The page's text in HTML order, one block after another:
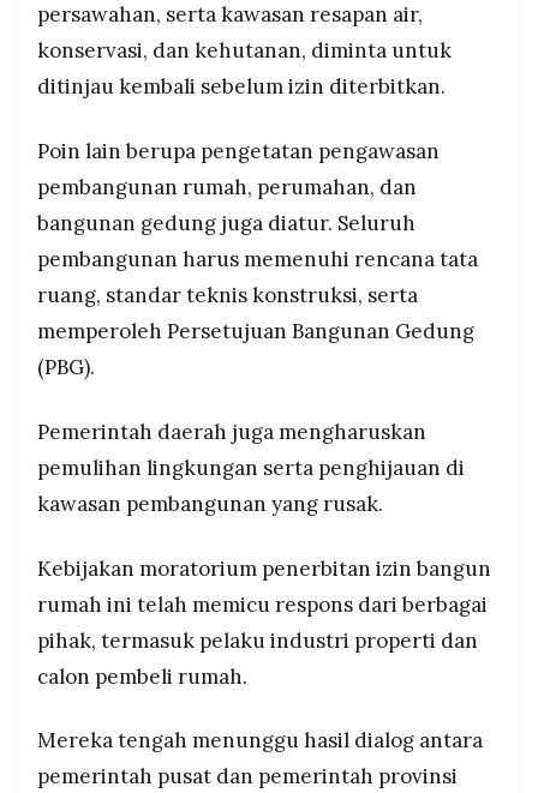
persawahan, serta kawasan resapan air,
konservasi, dan kehutanan, diminta untuk
ditinjau kembali sebelum izin diterbitkan.
Poin lain berupa pengetatan pengawasan
pembangunan rumah, perumahan, dan
bangunan gedung juga diatur. Seluruh
pembangunan harus memenuhi rencana tata
ruang, standar teknis konstruksi, serta
memperoleh Persetujuan Bangunan Gedung
(PBG).
Pemerintah daerah juga mengharuskan
pemulihan lingkungan serta penghijauan di
kawasan pembangunan yang rusak.
Kebijakan moratorium penerbitan izin bangun
rumah ini telah memicu respons dari berbagai
pihak, termasuk pelaku industri properti dan
calon pembeli rumah.
Mereka tengah menunggu hasil dialog antara
pemerintah pusat dan pemerintah provinsi